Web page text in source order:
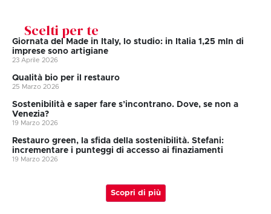
Scelti per te
Giornata del Made in Italy, lo studio: in Italia 1,25 mln di
imprese sono artigiane
23 Aprile 2026
Qualità bio per il restauro
25 Marzo 2026
Sostenibilità e saper fare s’incontrano. Dove, se non a
Venezia?
19 Marzo 2026
Restauro green, la sfida della sostenibilità. Stefani:
incrementare i punteggi di accesso ai finaziamenti
19 Marzo 2026
Scopri di più